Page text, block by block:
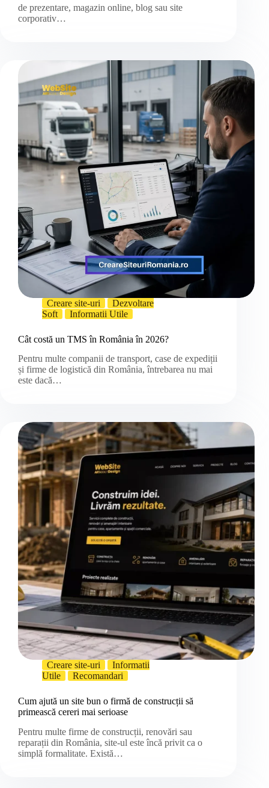
de prezentare, magazin online, blog sau site
corporativ…
Creare site-uri
Dezvoltare
Soft
Informatii Utile
Cât costă un TMS în România în 2026?
Pentru multe companii de transport, case de expediții
și firme de logistică din România, întrebarea nu mai
este dacă…
Creare site-uri
Informatii
Utile
Recomandari
Cum ajută un site bun o firmă de construcții să
primească cereri mai serioase
Pentru multe firme de construcții, renovări sau
reparații din România, site-ul este încă privit ca o
simplă formalitate. Există…